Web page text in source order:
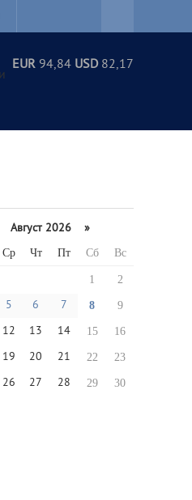
EUR 94,84 USD82,17
Август 2026 »
Ср Чт Пт Сб Вс
1 2
5 6 7 8 9
12 13 14 15 16
19 20 21 22 23
26 27 28 29 30